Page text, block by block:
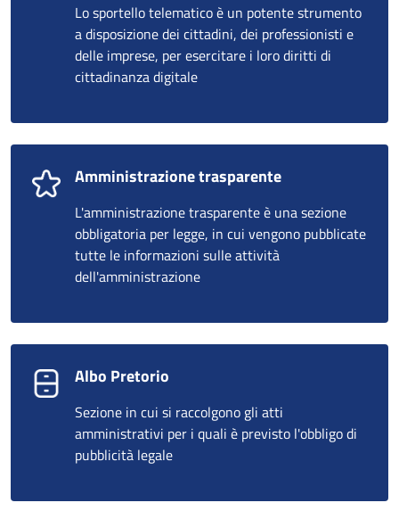
Lo sportello telematico è un potente strumento
a disposizione dei cittadini, dei professionisti e
delle imprese, per esercitare i loro diritti di
cittadinanza digitale
Amministrazione trasparente
L'amministrazione trasparente è una sezione
obbligatoria per legge, in cui vengono pubblicate
tutte le informazioni sulle attività
dell'amministrazione
Albo Pretorio
Sezione in cui si raccolgono gli atti
amministrativi per i quali è previsto l'obbligo di
pubblicità legale